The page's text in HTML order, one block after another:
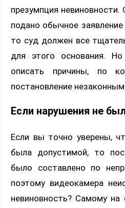
презумпция невиновности.
подано обычное
то суд должен все
для этого основания.
описать причины, по
постановление незаконным.
Если нарушения не
Если вы точно уверены,
была допустимой, то
было составлено по
поэтому видеокамера
невиновность? Самому на